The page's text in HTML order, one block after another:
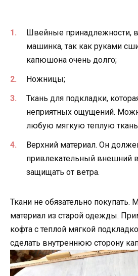
Швейные принадлежности,
машинка, так как руками
капюшона очень долго;
Ножницы;
Ткань для подкладки,
неприятных ощущений.
любую мягкую теплую
Верхний материал. Он
привлекательный внешний
защищать от ветра.
Ткани не обязательно покупать.
материал из старой одежды.
кофта с теплой мягкой
сделать внутреннюю сторону